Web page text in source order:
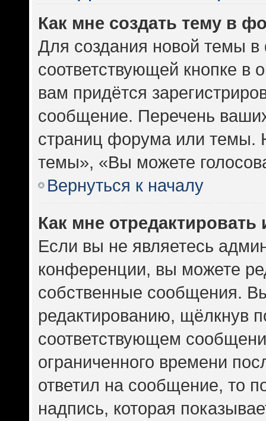
Как мне создать тему в
Для создания новой темы
соответствующей кнопке
вам придётся
сообщение. Перечень
страниц форума или темы.
темы», «Вы можете
Вернуться к началу
Как мне
Если вы не являетесь
конференции, вы можете
собственные сообщения.
редактированию, щёлкнув
соответствующем
ограниченного времени
ответил на сообщение, то
надпись, которая